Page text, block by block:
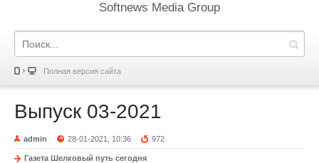
Softnews Media Group
Полная версия сайта
Выпуск 03-2021
admin 28-01-2021, 10:36 972
Газета Шелковый путь сегодня